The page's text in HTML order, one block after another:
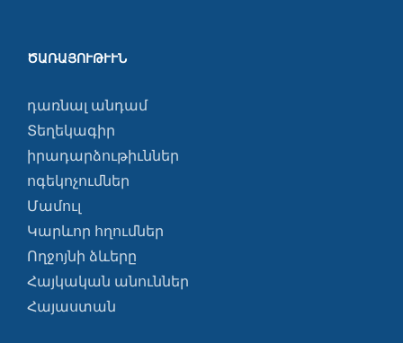
ԾԱՌԱՅՈՒԹՒՒՆ
դառնալ անդամ
Տեղեկագիր
իրադարձութիւններ
ոգեկոչումներ
Մամուլ
Կարևոր հղումներ
Ողջոյնի ձևերը
Հայկական անուններ
Հայաստան